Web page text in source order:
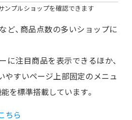
ンプルショップを確認できます
ど、商品点数の多いショップに
に注目商品を表示できるほか、
やすいページ上部固定のメニュ
を標準搭載しています。
ちら